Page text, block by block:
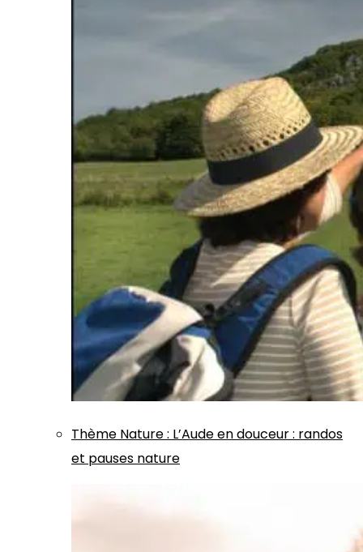
Thème Nature: L’Aude en douceur : randos
et pauses nature